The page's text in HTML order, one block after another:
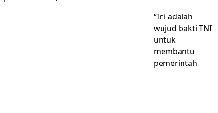
“Ini adalah
wujud bakti TNI
untuk
membantu
pemerintah